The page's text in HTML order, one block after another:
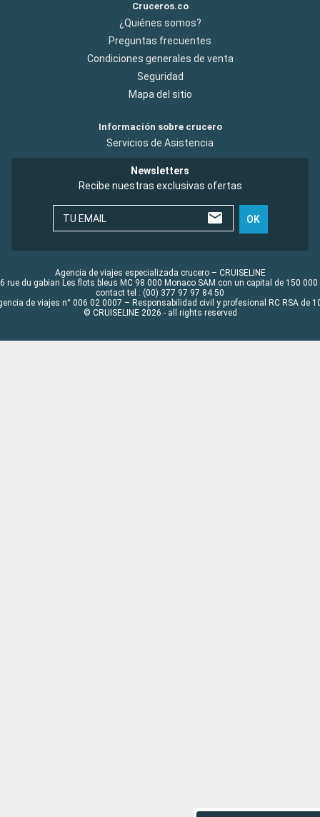
Cruceros.co
¿Quiénes somos?
Preguntas frecuentes
Condiciones generales de venta
Seguridad
Mapa del sitio
Información sobre crucero
Servicios de Asistencia
Newsletters
Recibe nuestras exclusivas ofertas
TU EMAIL OK
Agencia de viajes especializada crucero – CRUISELINE
rue du gabian Les flots bleus MC 98 000 Monaco SAM con un capital de 150 000
contact tel : (00) 377 97 97 84 50
de viajes n° 006 02 0007 – Responsabilidad civil y profesional RC RSA de
© CRUISELINE 2026 - all rights reserved